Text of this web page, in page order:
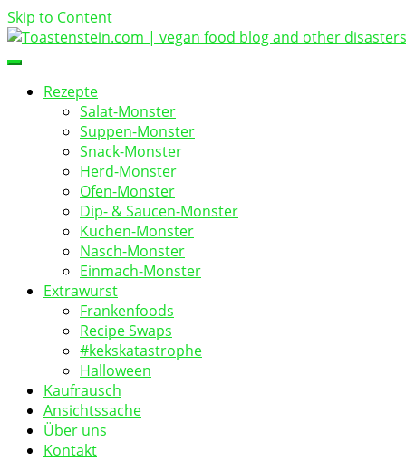
Skip to Content
Toastenstein.com
vegan food blog
Rezepte
Salat-Monster
Suppen-Monster
Snack-Monster
Herd-Monster
Ofen-Monster
Dip- & Saucen-Monster
Kuchen-Monster
Nasch-Monster
Einmach-Monster
Extrawurst
Frankenfoods
Recipe Swaps
#kekskatastrophe
Halloween
Kaufrausch
Ansichtssache
Über uns
Kontakt